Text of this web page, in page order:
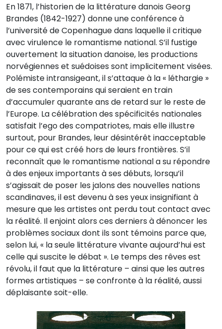
En 1871, l’historien de la littérature danois Georg
Brandes (1842-1927) donne une conférence à
l’université de Copenhague dans laquelle il critique
avec virulence le romantisme national. S’il fustige
ouvertement la situation danoise, les productions
norvégiennes et suédoises sont implicitement visées.
Polémiste intransigeant, il s’attaque à la « léthargie »
de ses contemporains qui seraient en train
d’accumuler quarante ans de retard sur le reste de
l’Europe. La célébration des spécificités nationales
satisfait l’ego des compatriotes, mais elle illustre
surtout, pour Brandes, leur désintérêt inacceptable
pour ce qui est créé hors de leurs frontières. S’il
reconnaît que le romantisme national a su répondre
à des enjeux importants à ses débuts, lorsqu’il
s’agissait de poser les jalons des nouvelles nations
scandinaves, il est devenu à ses yeux insignifiant à
mesure que les artistes ont perdu tout contact avec
la réalité. Il enjoint alors ces derniers à dénoncer les
problèmes sociaux dont ils sont témoins parce que,
selon lui, « la seule littérature vivante aujourd’hui est
celle qui suscite le débat ». Le temps des rêves est
révolu, il faut que la littérature – ainsi que les autres
formes artistiques – se confronte à la réalité, aussi
déplaisante soit-elle.